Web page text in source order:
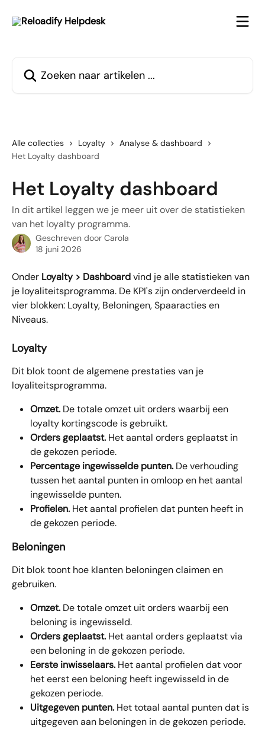
Alle collecties Loyalty
Analyse & dashboard
Het Loyalty dashboard
Het Loyalty dashboard
In dit artikel leggen we je meer uit over de statistieken
van het loyalty programma.
Geschreven door Carola
18 juni 2026
Onder Loyalty > Dashboard vind je alle statistieken van
je loyaliteitsprogramma. De KPI's zijn onderverdeeld in
vier blokken: Loyalty, Beloningen, Spaaracties en
Niveaus.
Loyalty
Dit blok toont de algemene prestaties van je
loyaliteitsprogramma.
Omzet. De totale omzet uit orders waarbij een
loyalty kortingscode is gebruikt.
Orders geplaatst. Het aantal orders geplaatst in
de gekozen periode.
Percentage ingewisselde punten. De verhouding
tussen het aantal punten in omloop en het aantal
ingewisselde punten.
Profielen. Het aantal profielen dat punten heeft in
de gekozen periode.
Beloningen
Dit blok toont hoe klanten beloningen claimen en
gebruiken.
Omzet. De totale omzet uit orders waarbij een
beloning is ingewisseld.
Orders geplaatst. Het aantal orders geplaatst via
een beloning in de gekozen periode.
Eerste inwisselaars. Het aantal profielen dat voor
het eerst een beloning heeft ingewisseld in de
gekozen periode.
Uitgegeven punten. Het totaal aantal punten dat is
uitgegeven aan beloningen in de gekozen periode.